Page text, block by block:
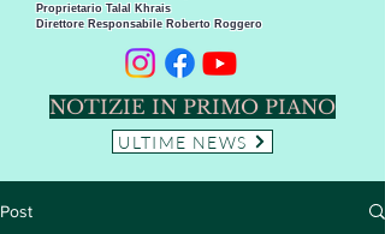
Proprietario Talal Khrais
Direttore Responsabile Roberto Roggero
NOTIZIE IN PRIMO PIANO
ULTIME NEWS
Post